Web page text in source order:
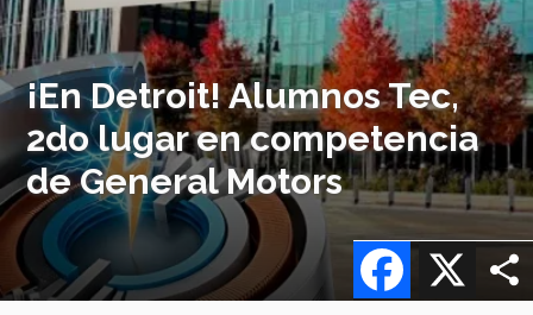
¡En Detroit! Alumnos Tec,
2do lugar en competencia
de General Motors
X
Facebook